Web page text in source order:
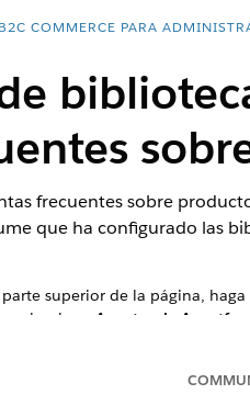
B2C COMMERCE PARA
frecuentes sobre
que ha configurado las
superior de la página, haga
seleccione
Agentes de Agentforce
frecuentes sobre el producto.